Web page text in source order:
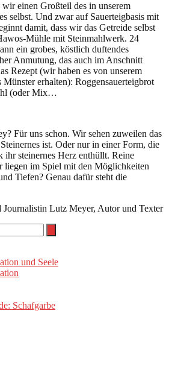
wir einen Großteil des in unserem
selbst. Und zwar auf Sauerteigbasis mit
damit, dass wir das Getreide selbst
Mühle mit Steinmahlwerk. 24
ein grobes, köstlich duftendes
Anmutung, das auch im Anschnitt
Rezept (wir haben es von unserem
erhalten): Roggensauerteigbrot
(oder Mix…
Für uns schon. Wir sehen zuweilen das
ist. Oder nur in einer Form, die
ihr steinernes Herz enthüllt. Reine
liegen im Spiel mit den Möglichkeiten
Tiefen? Genau dafür steht die
Lutz Meyer, Autor und Texter
und Seele
Schafgarbe